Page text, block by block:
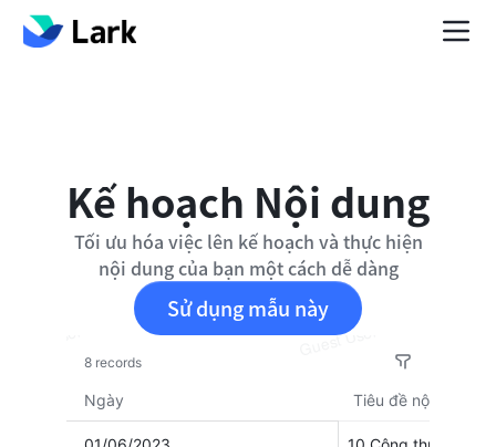
Kế hoạch Nội dung
Tối ưu hóa việc lên kế hoạch và thực hiện
nội dung của bạn một cách dễ dàng
Sử dụng mẫu này